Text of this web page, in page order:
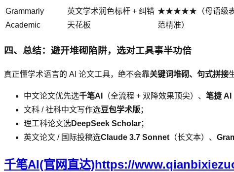
Grammarly
Academic
英文学术润色标杆 + 纠错
天花板
★★★★★（母语级表
范精准）
四、总结：避开堆砌陷阱，选对工具事半功倍
真正懂学术语言的 AI 论文工具，绝不会靠关键词堆砌、句式拼接
中文论文优先选千笔AI （全流程 + 双降效果顶尖）、 笔捷 AI
文科 / 社科中文写作选豆包学术版；
理工科论文选DeepSeek Scholar；
英文论文 / 国际投稿选Claude 3.7 Sonnet （长文本）、
千笔AI(官网直达)https://